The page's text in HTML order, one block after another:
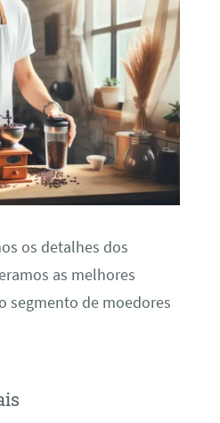
os detalhes dos
as melhores
segmento de moedores